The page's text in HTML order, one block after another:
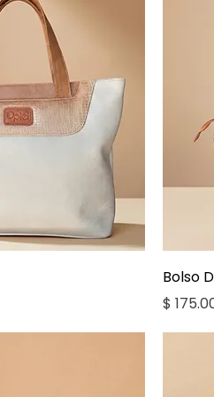
Bolso
Precio
$